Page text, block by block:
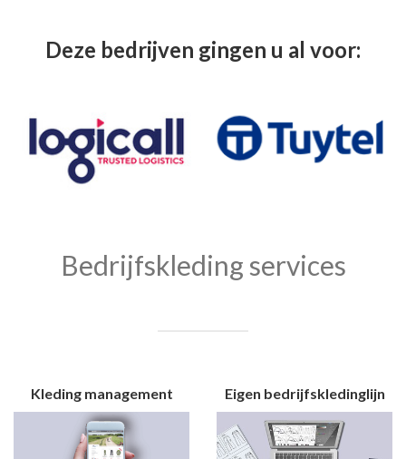
Deze bedrijven gingen u al voor:
Bedrijfskleding services
Kleding management Eigen bedrijfskledinglijn